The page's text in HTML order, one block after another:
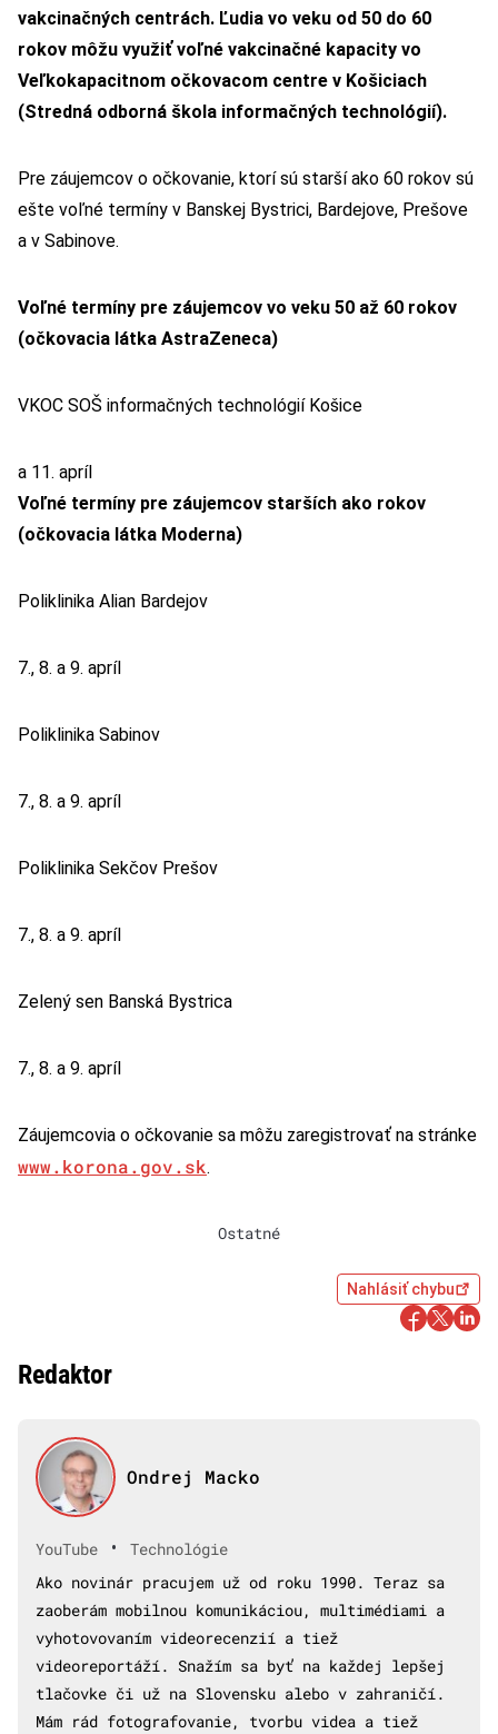
vakcinačných centrách. Ľudia vo veku od 50 do 60
rokov môžu využiť voľné vakcinačné kapacity vo
Veľkokapacitnom očkovacom centre v Košiciach
(Stredná odborná škola informačných technológií).
Pre záujemcov o očkovanie, ktorí sú starší ako 60 rokov sú
ešte voľné termíny v Banskej Bystrici, Bardejove, Prešove
a v Sabinove.
Voľné termíny pre záujemcov vo veku 50 až 60 rokov
(očkovacia látka AstraZeneca)
VKOC SOŠ informačných technológií Košice
a 11. apríl
Voľné termíny pre záujemcov starších ako rokov
(očkovacia látka Moderna)
Poliklinika Alian Bardejov
7., 8. a 9. apríl
Poliklinika Sabinov
7., 8. a 9. apríl
Poliklinika Sekčov Prešov
7., 8. a 9. apríl
Zelený sen Banská Bystrica
7., 8. a 9. apríl
Záujemcovia o očkovanie sa môžu zaregistrovať na stránke
www.korona.gov.sk.
Ostatné
Nahlásiť chybu
Redaktor
Ondrej Macko
YouTube •
Technológie
Ako novinár pracujem už od roku 1990. Teraz sa
zaoberám mobilnou komunikáciou, multimédiami a
vyhotovovaním videorecenzií a tiež
videoreportáží. Snažím sa byť na každej lepšej
tlačovke či už na Slovensku alebo v zahraničí.
Mám rád fotografovanie, tvorbu videa a tiež